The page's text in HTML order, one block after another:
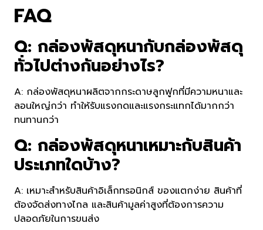
FAQ
Q: กล่องพัสดุหนากับกล่องพัสดุ
ทั่วไปต่างกันอย่างไร?
A: กล่องพัสดุหนาผลิตจากกระดาษลูกฟูกที่มีความหนาและ
ลอนใหญ่กว่า ทำให้รับแรงกดและแรงกระแทกได้มากกว่า
ทนทานกว่า
Q: กล่องพัสดุหนาเหมาะกับสินค้า
ประเภทใดบ้าง?
A: เหมาะสำหรับสินค้าอิเล็กทรอนิกส์ ของแตกง่าย สินค้าที่
ต้องจัดส่งทางไกล และสินค้ามูลค่าสูงที่ต้องการความ
ปลอดภัยในการขนส่ง